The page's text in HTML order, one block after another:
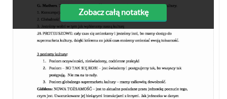
Zobacz całą notatkę